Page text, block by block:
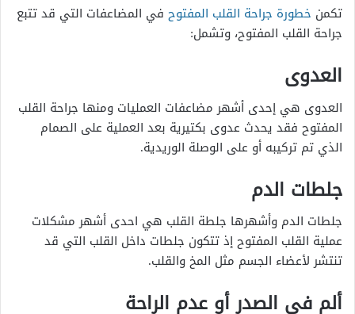
تكمن خطورة جراحة القلب المفتوح في المضاعفات التي قد تتبع
جراحة القلب المفتوح، وتشمل:
العدوى
العدوى هي إحدى أشهر مضاعفات العمليات ومنها جراحة القلب
المفتوح فقد يحدث عدوى بكتيرية بعد العملية على الصمام
الذي تم تركيبه أو على الوصلة الوريدية.
جلطات الدم
جلطات الدم وأشهرها جلطة القلب هي احدى أشهر مشكلات
عملية القلب المفتوح إذ تتكون جلطات داخل القلب التي قد
تنتشر لأعضاء الجسم مثل المخ والقلب.
ألم في الصدر أو عدم الراحة